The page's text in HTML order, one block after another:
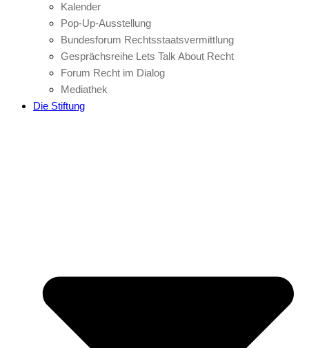
Kalender
Pop-Up-Ausstellung
Bundesforum Rechtsstaatsvermittlung
Gesprächsreihe Lets Talk About Recht
Forum Recht im Dialog
Mediathek
Die Stiftung